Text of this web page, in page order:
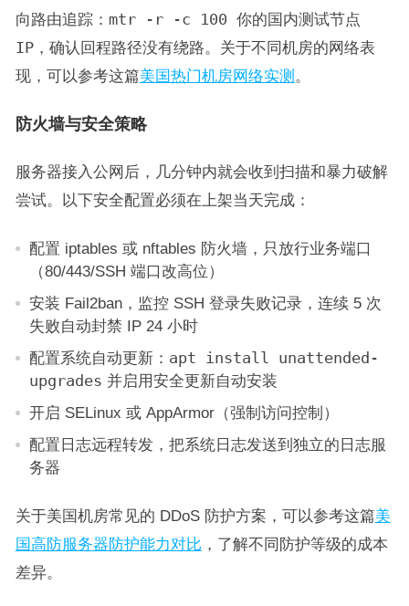
向路由追踪： mtr -r -c 100 你的国内测试节点
IP，确认回程路径没有绕路。关于不同机房的网络表
现，可以参考这篇美国热门机房网络实测 。
防火墙与安全策略
服务器接入公网后，几分钟内就会收到扫描和暴力破解
尝试。以下安全配置必须在上架当天完成：
配置 iptables 或 nftables 防火墙，只放行业务端口
（80/443/SSH 端口改高位）
安装 Fail2ban，监控 SSH 登录失败记录，连续 5 次
失败自动封禁 IP 24 小时
配置系统自动更新： apt install unattended-
upgrades 并启用安全更新自动安装
开启 SELinux 或 AppArmor（强制访问控制）
配置日志远程转发，把系统日志发送到独立的日志服
务器
关于美国机房常见的 DDoS 防护方案，可以参考这篇美
国高防服务器防护能力对比 ，了解不同防护等级的成本
差异。